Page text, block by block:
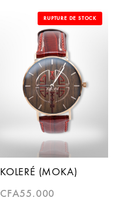
RUPTURE DE STOCK
KOLERÉ (MOKA)
CFA55.000